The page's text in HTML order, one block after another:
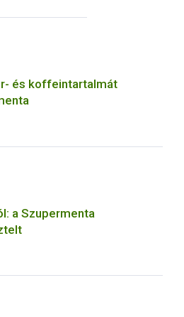
és koffeintartalmát
a Szupermenta